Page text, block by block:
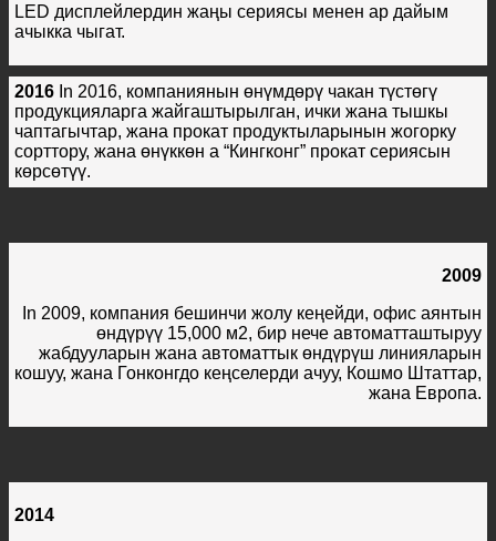
LED дисплейлердин жаңы сериясы менен ар дайым
ачыкка чыгат.
2016 In 2016, компаниянын өнүмдөрү чакан түстөгү
продукцияларга жайгаштырылган, ички жана тышкы
чаптагычтар, жана прокат продуктыларынын жогорку
сорттору, жана өнүккөн а “Кингконг” прокат сериясын
көрсөтүү.
2009
In 2009, компания бешинчи жолу кеңейди, офис аянтын
өндүрүү 15,000 м2, бир нече автоматташтыруу
жабдууларын жана автоматтык өндүрүш линияларын
кошуу, жана Гонконгдо кеңселерди ачуу, Кошмо Штаттар,
жана Европа.
2014